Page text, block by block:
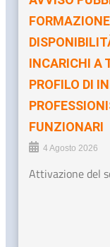
INCARICHI A
PROFILO DI
FUNZIONARI
4 Agosto 2026
Attivazione del